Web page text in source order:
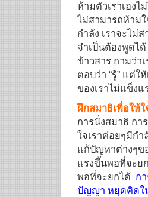
ห้ามตัวเราเองไ
ไม่สามารถห้ามใ
กำลัง เราจะไม่
จำเป็นต้องพูดไ
ข้าวสาร ถามว่า
ตอบว่า “รู้” แต่ใ
ของเราไม่แข็ง
ฝึกสมาธิเพื่อให้
การนั่งสมาธิ กา
ใจเราค่อยๆมีกำ
แก้ปัญหาต่างๆข
แรงขึ้นพอที่จะย
พอที่จะยกได้ ก
ปัญญา หยุดคิดใ